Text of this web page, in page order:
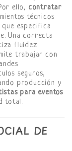
ello, contratar
técnicos
especifica
Una correcta
fluidez
trabajar con
seguros,
producción y
para eventos
total.
DE